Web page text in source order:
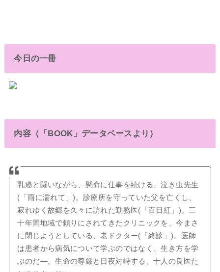
今日の一冊
内容（「BOOK」データベースより）
乳癌と闘いながら、懸命に仕事を続ける、泣き虫先生
(「雨に濡れて」)。診療所を守っていた父を亡くし、
寂れゆく故郷を久々に訪れた勤務医(「百日紅」)。三
十年間地域で頼りにされてきたクリニックを、今まさ
に閉じようとしている、老ドクター(「終診」)。医師
は患者から病気について学ぶのではなく、生き方を学
ぶのだ―。生命の尊厳と日夜対峙する、十人の良医た